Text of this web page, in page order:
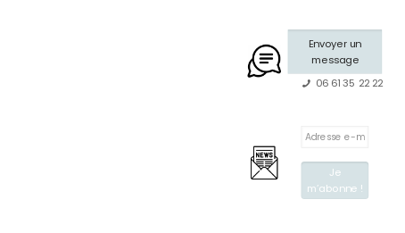
Envoyer un
message
06 61 35 22 22